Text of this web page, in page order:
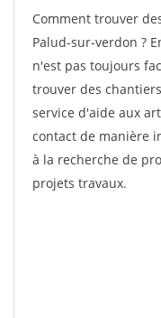
Comment trouver
Palud-sur-verdon ?
n'est pas toujours
trouver des
service d'aide aux
contact de manière
à la recherche de
projets travaux.